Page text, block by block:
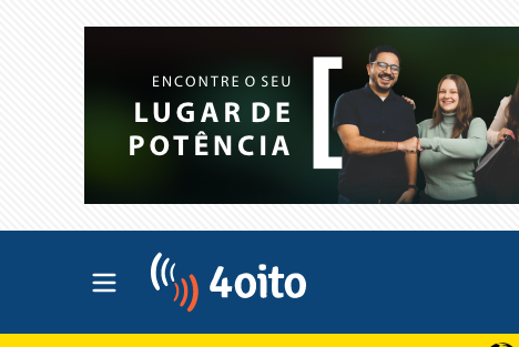
Abrir menu principal